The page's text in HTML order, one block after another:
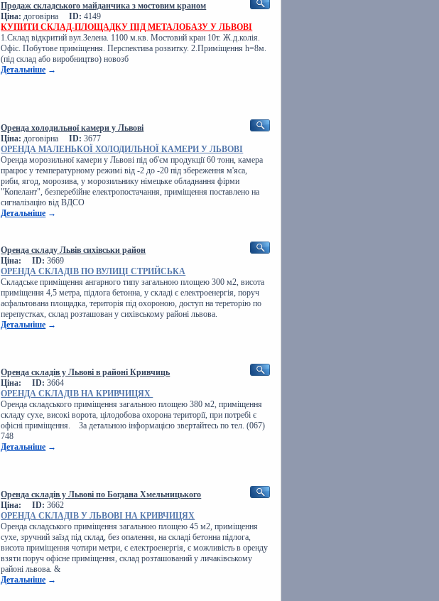
Продаж складського майданчика з мостовим краном
Ціна: договірна ID: 4149
КУПИТИ СКЛАД-ПЛОЩАДКУ ПІД МЕТАЛОБАЗУ У ЛЬВОВІ
1.Склад відкритий вул.Зелена. 1100 м.кв. Мостовий кран 10т. Ж.д.колія.
Офіс. Побутове приміщення. Перспектива розвитку. 2.Приміщення h=8м.
(під склад або виробництво) новозб
Детальніше →
Оренда холодильної камери у Львові
Ціна: договірна ID: 3677
ОРЕНДА МАЛЕНЬКОЇ ХОЛОДИЛЬНОЇ КАМЕРИ У ЛЬВОВІ
Оренда морозильної камери у Львові під об'єм продукції 60 тонн, камера
працює у температурному режимі від -2 до -20 під збереження м'яса,
риби, ягод, морозива, у морозильнику німецьке обладнання фірми
"Копелант", безперебійне електропостачання, приміщення поставлено на
сигналізацію від ВДСО
Детальніше →
Оренда складу Львів сихівськи район
Ціна:
ID: 3669
ОРЕНДА СКЛАДІВ ПО ВУЛИЦІ СТРИЙСЬКА
Складське приміщення ангарного типу загальною площею 300 м2, висота
приміщення 4,5 метра, підлога бетонна, у складі є електроенергія, поруч
асфальтована площадка, територія під охороною, доступ на тереторію по
перепустках, склад розташован у сихівському районі львова.
Детальніше →
Оренда складів у Львові в районі Кривчиць
Ціна:
ID: 3664
ОРЕНДА СКЛАДІВ НА КРИВЧИЦЯХ
Оренда складського приміщення загальною площею 380 м2, приміщення
складу сухе, високі ворота, цілодобова охорона території, при потребі є
офісні приміщення. За детальною інформацією звертайтесь по тел. (067)
748
Детальніше →
Оренда складів у Львові по Богдана Хмельницького
Ціна:
ID: 3662
ОРЕНДА СКЛАДІВ У ЛЬВОВІ НА КРИВЧИЦЯХ
Оренда складського приміщення загальною площею 45 м2, приміщення
сухе, зручний заїзд під склад, без опалення, на складі бетонна підлога,
висота приміщення чотири метри, є електроенергія, є можливість в оренду
взяти поруч офісне приміщення, склад розташований у личаківському
районі львова. &
Детальніше →